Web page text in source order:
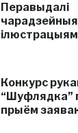
Перавыдалі
чарадзейныя
Конкурс
“Шуфлядка”
прыём